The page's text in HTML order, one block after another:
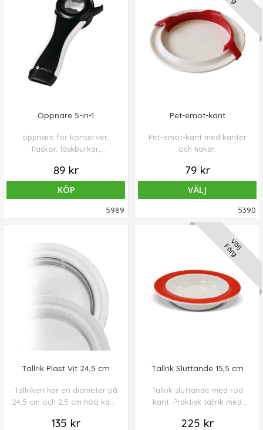
Öppnare 5-in-1
öppnare för konserver,
flaskor, läskburkar,
89 kr
KÖP
5989
Pet-emot-kant
Pet-emot-kant med kanter
och hakar.
79 kr
VÄLJ
5390
Tallrik Plast Vit 24,5 cm
Tallriken har en diameter på
24,5 cm och 2,5 cm hög kant.
135 kr
Välj
Färg
Tallrik Sluttande 15,5 cm
Tallrik sluttande med röd
kant. Praktisk tallrik med
det lättare att få upp maten
225 kr